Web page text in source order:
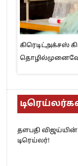
கிரெடிட்அக்சஸ்
தளபதி
டிரெய்லர்!